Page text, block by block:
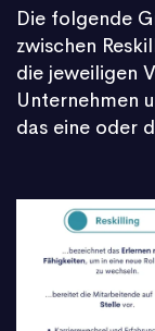
Die folgende
zwischen
die jeweiligen
Unternehmen
das eine oder